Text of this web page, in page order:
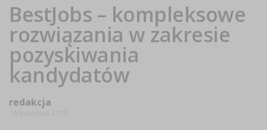
BestJobs – kompleksowe
rozwiązania w zakresie
pozyskiwania
kandydatów
redakcja